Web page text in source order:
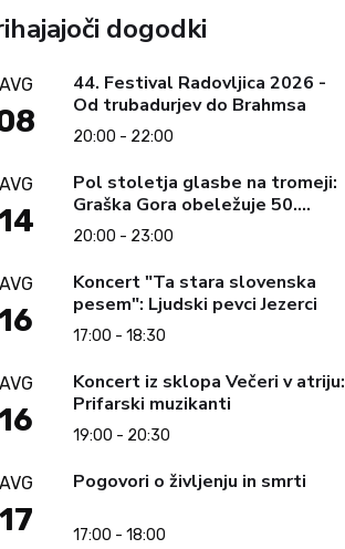
dogodki
44. Festival Radovljica 2026 -
Od trubadurjev do Brahmsa
20:00 - 22:00
Pol stoletja glasbe na tromeji:
Graška Gora obeležuje 50.
jubilejni festival narodno-
zabavne glasbe
20:00 - 23:00
Koncert "Ta stara slovenska
pesem": Ljudski pevci Jezerci
17:00 - 18:30
Koncert iz sklopa Večeri v atriju:
Prifarski muzikanti
19:00 - 20:30
Pogovori o življenju in smrti
17:00 - 18:00